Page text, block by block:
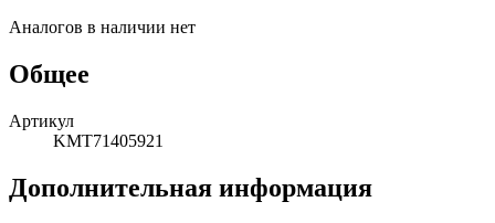
Аналогов в наличии нет
Общее
Артикул
KMT71405921
Дополнительная информация